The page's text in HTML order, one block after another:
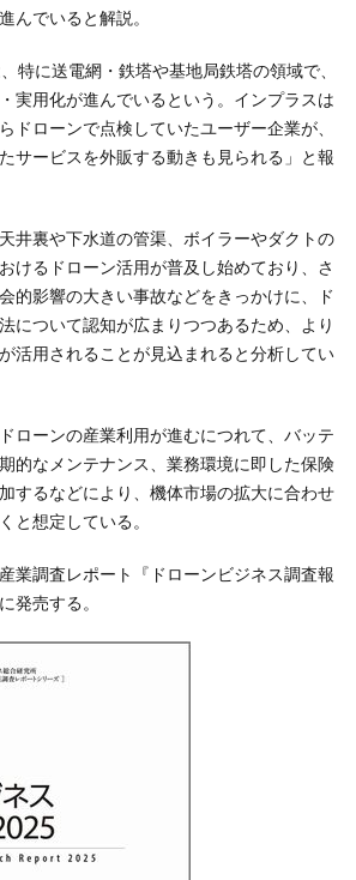
んでいると解説。
特に送電網・鉄塔や基地局鉄塔の領域で、
実用化が進んでいるという。インプラスは
ドローンで点検していたユーザー企業が、
サービスを外販する動きも見られる」と報
井裏や下水道の管渠、ボイラーやダクトの
けるドローン活用が普及し始めており、さ
的影響の大きい事故などをきっかけに、ド
について認知が広まりつつあるため、より
活用されることが見込まれると分析してい
ローンの産業利用が進むにつれて、バッテ
的なメンテナンス、業務環境に即した保険
するなどにより、機体市場の拡大に合わせ
と想定している。
業調査レポート『ドローンビジネス調査報
発売する。